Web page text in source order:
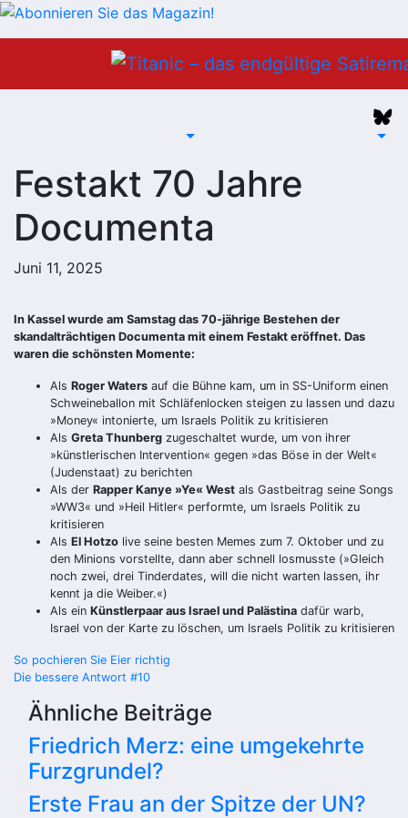
Festakt 70 Jahre
Documenta
Juni 11, 2025
In Kassel wurde am Samstag das 70-jährige Bestehen der
skandalträchtigen Documenta mit einem Festakt eröffnet. Das
waren die schönsten Momente:
Als Roger Waters auf die Bühne kam, um in SS-Uniform einen
Schweineballon mit Schläfenlocken steigen zu lassen und dazu
»Money« intonierte, um Israels Politik zu kritisieren
Als Greta Thunberg zugeschaltet wurde, um von ihrer
»künstlerischen Intervention« gegen »das Böse in der Welt«
(Judenstaat) zu berichten
Als der Rapper Kanye »Ye« West als Gastbeitrag seine Songs
»WW3« und »Heil Hitler« performte, um Israels Politik zu
kritisieren
Als El Hotzo live seine besten Memes zum 7. Oktober und zu
den Minions vorstellte, dann aber schnell losmusste (»Gleich
noch zwei, drei Tinderdates, will die nicht warten lassen, ihr
kennt ja die Weiber.«)
Als ein Künstlerpaar aus Israel und Palästina dafür warb,
Israel von der Karte zu löschen, um Israels Politik zu kritisieren
Beitragsnavigation
So pochieren Sie Eier richtig
Die bessere Antwort #10
Ähnliche Beiträge
Friedrich Merz: eine umgekehrte
Furzgrundel?
Erste Frau an der Spitze der UN?